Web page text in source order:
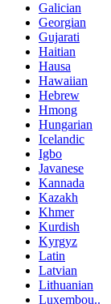
Galician
Georgian
Gujarati
Haitian
Hausa
Hawaiian
Hebrew
Hmong
Hungarian
Icelandic
Igbo
Javanese
Kannada
Kazakh
Khmer
Kurdish
Kyrgyz
Latin
Latvian
Lithuanian
Luxembou..